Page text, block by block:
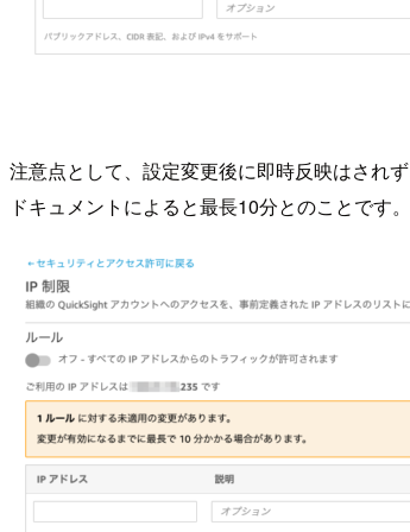
注意点として、設定変更後に即時反映はされ
ドキュメントによると最長10分とのことです。